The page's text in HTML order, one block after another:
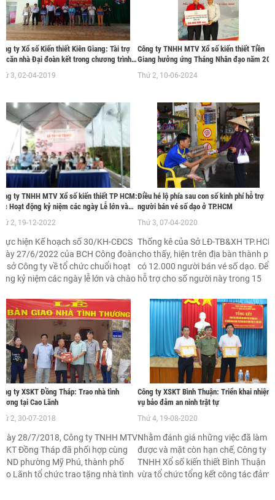
ty Xổ số Kiến thiết Kiên Giang: Tài trợ
căn nhà Đại đoàn kết trong chương trình "
Quân - Dân" năm 2019 tại xã Đông
huyện An Minh, tỉnh Kiên Giang
3, 02-04-2019
Công ty TNHH MTV Xổ số kiến thiết Tiền
Giang hưởng ứng Tháng Nhân đạo năm
do Hội Chữ thập đỏ tỉnh Tiền Giang phát
động.
Thứ 2, 10-06-2024
ty TNHH MTV Xổ số kiến thiết TP HCM:
Hoạt động kỷ niệm các ngày Lễ lớn và
10/1978 - 25/10/2022)
2, 19-12-2022
hiện Kế hoạch số 30/KH-CĐCS
27/6/2022 của BCH Công đoàn
sở Công ty về tổ chức chuổi hoạt
kỷ niệm các ngày lễ lớn và chào
thành viên Xổ số kiến thiết thành
Hồ Chí Minh (25/10/1978-
10/2022).
Điều hé lộ phía sau con số kinh phí hỗ trợ
người bán vé số dạo ở TP.HCM
Thứ 3, 07-04-2020
Thống kê của Sở LĐ-TB&XH TP.HCM
cho thấy, hiện trên địa bàn thành
có 12.000 người bán vé số dạo. Để
hỗ trợ cho số người này trong 15
nước phòng chống dịch Covid-19,
thành phố phải chi số tiền lên tới 9 tỷ
ty XSKT Đồng Tháp: Trao nhà tình
tại Cao Lãnh
2, 30-07-2018
28/7/2018, Công ty TNHH MTV
Đồng Tháp đã phối hợp cùng
phường Mỹ Phú, thành phố
Lãnh tổ chức trao tặng nhà tình
Công ty XSKT Bình Thuận: Triển khai nhiệm
vụ bảo đảm an ninh trật tự
Thứ 4, 19-08-2020
Nhằm đánh giá những việc đã làm
được và mặt còn hạn chế, Công ty
TNHH Xổ số kiến thiết Bình Thuận
vừa tổ chức tổng kết công tác đảm